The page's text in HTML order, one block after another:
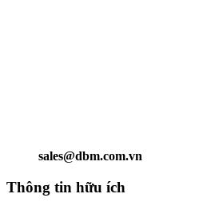
sales@dbm.com.vn
Thông tin hữu ích